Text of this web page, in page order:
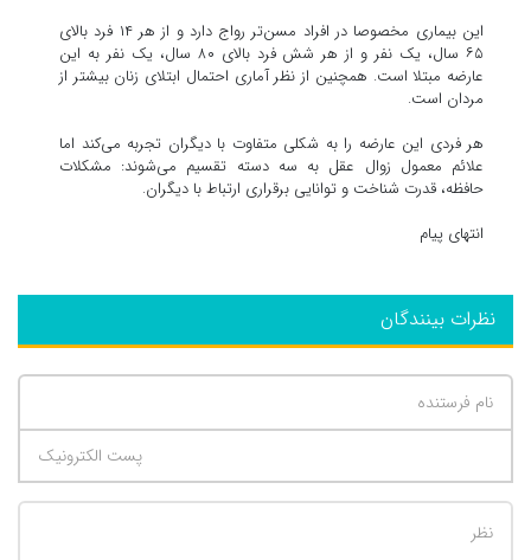
این بیماری مخصوصا در افراد مسن‌تر رواج دارد و از هر ۱۴ فرد بالای
۶۵ سال، یک نفر و از هر شش فرد بالای ۸۰ سال، یک نفر به این
عارضه مبتلا است. همچنین از نظر آماری احتمال ابتلای زنان بیشتر از
مردان است.
هر فردی این عارضه را به شکلی متفاوت با دیگران تجربه می‌کند اما
علائم معمول زوال عقل به سه دسته تقسیم می‌شوند: مشکلات
حافظه، قدرت شناخت و توانایی برقراری ارتباط با دیگران.
انتهای پیام
نظرات بینندگان